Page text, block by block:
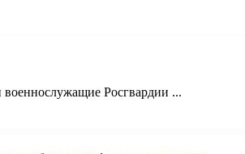
Росгвардии ...